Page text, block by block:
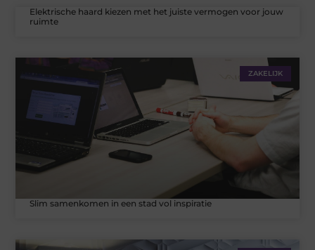
Elektrische haard kiezen met het juiste vermogen voor jouw
ruimte
ZAKELIJK
Slim samenkomen in een stad vol inspiratie